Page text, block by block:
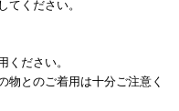
てください。
ください。
物とのご着用は十分ご注意く